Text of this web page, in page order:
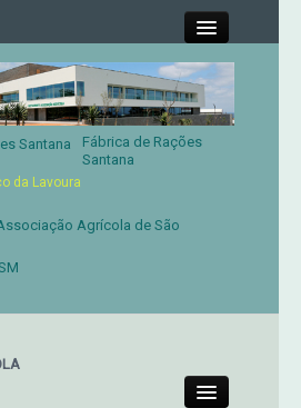
Contactos
Serviços
Fábrica de Rações
Santana
da Lavoura